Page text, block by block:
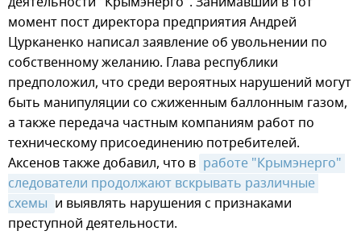
момент пост директора предприятия Андрей
Цурканенко написал заявление об увольнении по
собственному желанию. Глава республики
предположил, что среди вероятных нарушений могут
быть манипуляции со сжиженным баллонным газом,
а также передача частным компаниям работ по
техническому присоединению потребителей.
Аксенов также добавил, что в работе "Крымэнерго"
следователи продолжают вскрывать различные
схемы и выявлять нарушения с признаками
преступной деятельности.